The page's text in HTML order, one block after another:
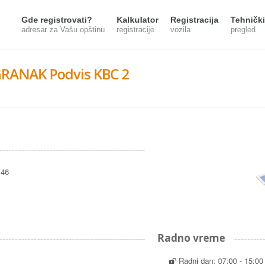
Gde registrovati?
adresar za Vašu opštinu
Kalkulator
registracije
Registracija
vozila
Tehnički
pregled
Podvis KBC 2
Radno vreme
Radni dan: 07:00 - 15:00